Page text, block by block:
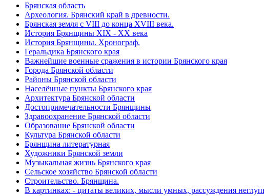
Брянская область
Археология. Брянский край в древности.
Брянская земля с VIII до конца XVIII века.
История Брянщины XIX - XX века
История Брянщины. Хронограф.
Геральдика Брянского края
Важнейшие военные сражения в истории Брянского края
Города Брянской области
Районы Брянской области
Населённые пункты Брянского края
Архитектура Брянской области
Достопримечательности Брянщины
Здравоохранение Брянской области
Образование Брянской области
Культура Брянской области
Брянщина литературная
Художники Брянской земли
Музыкальная жизнь Брянского края
Сельское хозяйство Брянской области
Строительство. Брянщина.
В картинках: - цитаты великих, мысли умных, рассуждения